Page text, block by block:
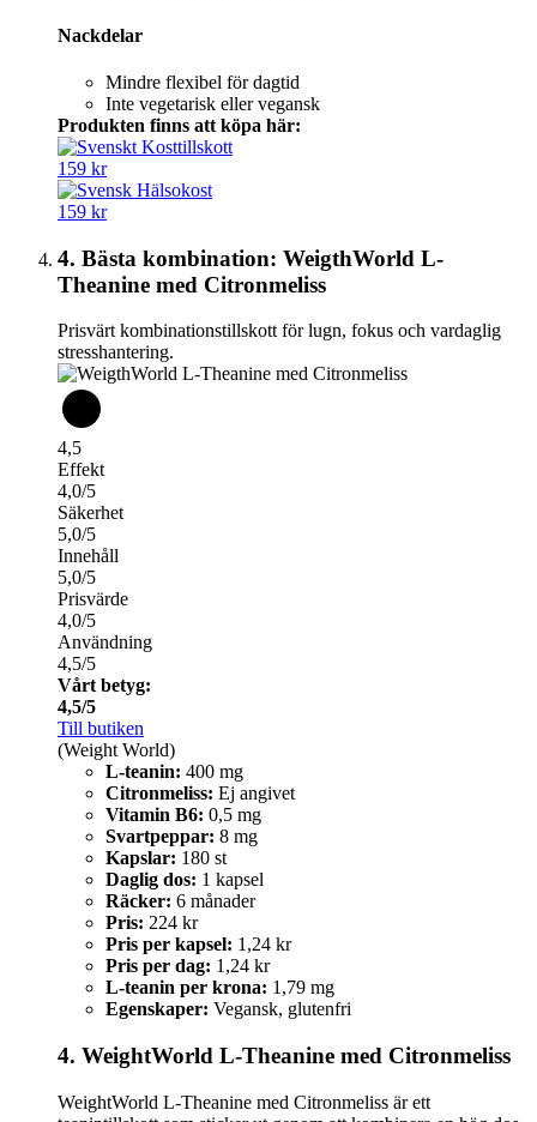
Nackdelar
Mindre flexibel för dagtid
Inte vegetarisk eller vegansk
Produkten finns att köpa här:
159 kr
159 kr
4. Bästa kombination: WeigthWorld L-
Theanine med Citronmeliss
Prisvärt kombinationstillskott för lugn, fokus och vardaglig
stresshantering.
4,5
Effekt
4,0/5
Säkerhet
5,0/5
Innehåll
5,0/5
Prisvärde
4,0/5
Användning
4,5/5
Vårt betyg:
4,5/5
Till butiken
(Weight World)
L-teanin: 400 mg
Citronmeliss: Ej angivet
Vitamin B6: 0,5 mg
Svartpeppar: 8 mg
Kapslar: 180 st
Daglig dos: 1 kapsel
Räcker: 6 månader
Pris: 224 kr
Pris per kapsel: 1,24 kr
Pris per dag: 1,24 kr
L-teanin per krona: 1,79 mg
Egenskaper: Vegansk, glutenfri
4. WeightWorld L-Theanine med Citronmeliss
WeightWorld L-Theanine med Citronmeliss är ett